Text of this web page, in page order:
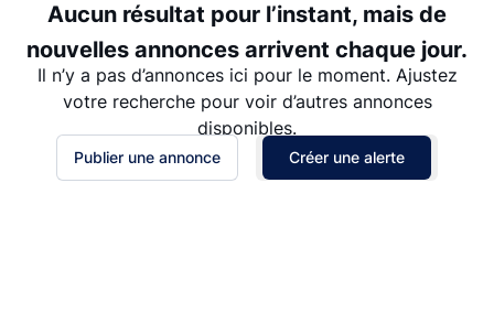
Aucun résultat pour l’instant, mais de
nouvelles annonces arrivent chaque jour.
Il n’y a pas d’annonces ici pour le moment. Ajustez
votre recherche pour voir d’autres annonces
disponibles.
Publier une annonce Créer une alerte